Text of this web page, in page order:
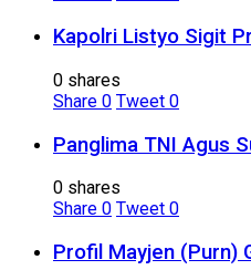
Kapolri Listyo Sigit
0 shares
Share 0 Tweet 0
Panglima TNI Agus
0 shares
Share 0 Tweet 0
Profil Mayjen (Purn)